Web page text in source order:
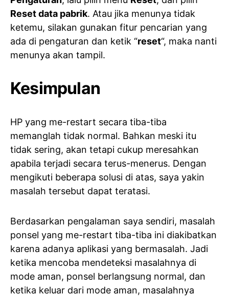
Reset data pabrik. Atau jika menunya tidak
ketemu, silakan gunakan fitur pencarian yang
ada di pengaturan dan ketik “reset“, maka nanti
menunya akan tampil.
Kesimpulan
HP yang me-restart secara tiba-tiba
memanglah tidak normal. Bahkan meski itu
tidak sering, akan tetapi cukup meresahkan
apabila terjadi secara terus-menerus. Dengan
mengikuti beberapa solusi di atas, saya yakin
masalah tersebut dapat teratasi.
Berdasarkan pengalaman saya sendiri, masalah
ponsel yang me-restart tiba-tiba ini diakibatkan
karena adanya aplikasi yang bermasalah. Jadi
ketika mencoba mendeteksi masalahnya di
mode aman, ponsel berlangsung normal, dan
ketika keluar dari mode aman, masalahnya